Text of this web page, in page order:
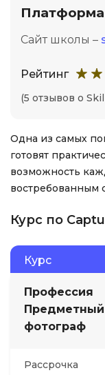
Сайт школы –
Рейтинг
(5 отзывов о
Одна из самых
готовят
возможность
востребованным
Курс по
Курс
Профессия
Предметный
фотограф
Рассрочка